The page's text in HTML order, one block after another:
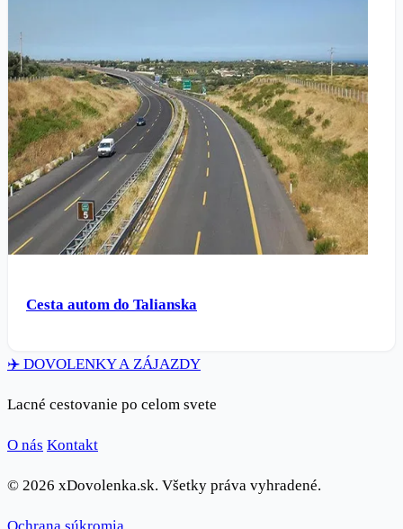
Cesta autom do Talianska
✈️ DOVOLENKYA ZÁJAZDY
Lacné cestovanie po celom svete
O nás Kontakt
© 2026 xDovolenka.sk. Všetky práva vyhradené.